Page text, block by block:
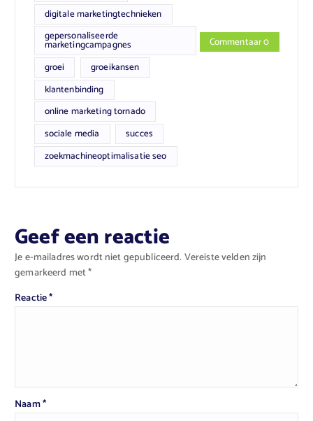
digitale marketingtechnieken
gepersonaliseerde
marketingcampagnes
groei
groeikansen
klantenbinding
online marketing tornado
sociale media
succes
zoekmachineoptimalisatie seo
Commentaar 0
Geef een reactie
Je e-mailadres wordt niet gepubliceerd. Vereiste velden zijn
gemarkeerd met*
Reactie*
Naam*